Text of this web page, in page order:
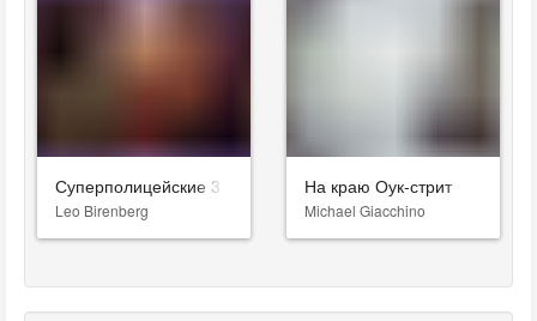
Суперполицейские 3
Leo Birenberg
На краю Оук-стрит
Michael Giacchino